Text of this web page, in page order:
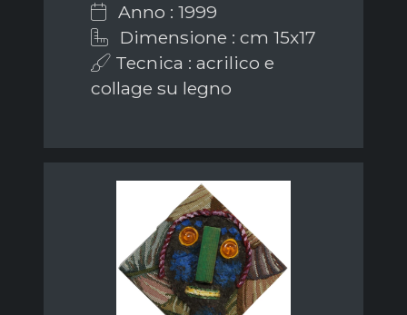
Anno : 1999
Dimensione : cm 15x17
Tecnica : acrilico e
collage su legno